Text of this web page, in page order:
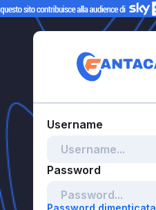
Password dimenticata